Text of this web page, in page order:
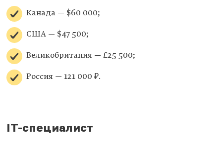
Канада — $60 000;
США — $47 500;
Великобритания — £25 500;
Россия — 121 000 ₽.
IT-специалист